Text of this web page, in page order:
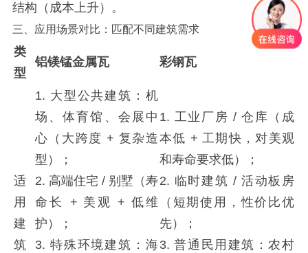
结构（成本上升）。
三、应用场景对比：匹配不同建筑需求
类
型
铝镁锰金属瓦 彩钢瓦
适
用
建
筑
1. 大型公共建筑：机
场、体育馆、会展中
心（大跨度 + 复杂造
型）；
2. 高端住宅 / 别墅（寿
命长 + 美观 + 低维
护）；
3. 特殊环境建筑：海
1. 工业厂房 / 仓库（成
本低 + 工期快，对美观
和寿命要求低）；
2. 临时建筑 / 活动板房
（短期使用，性价比优
先）；
3. 普通民用建筑：农村